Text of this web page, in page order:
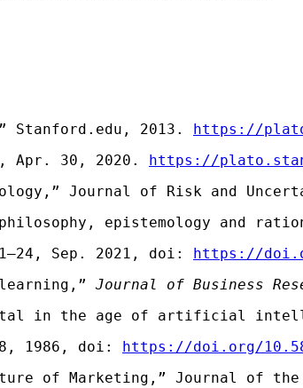
Stanford.edu, 2013. https://
Apr. 30, 2020. https://
Journal of Risk and
epistemology and
Sep. 2021, doi: https://
Journal of Business
in the age of artificial
1986, doi: https://doi.org/
of Marketing,” Journal of